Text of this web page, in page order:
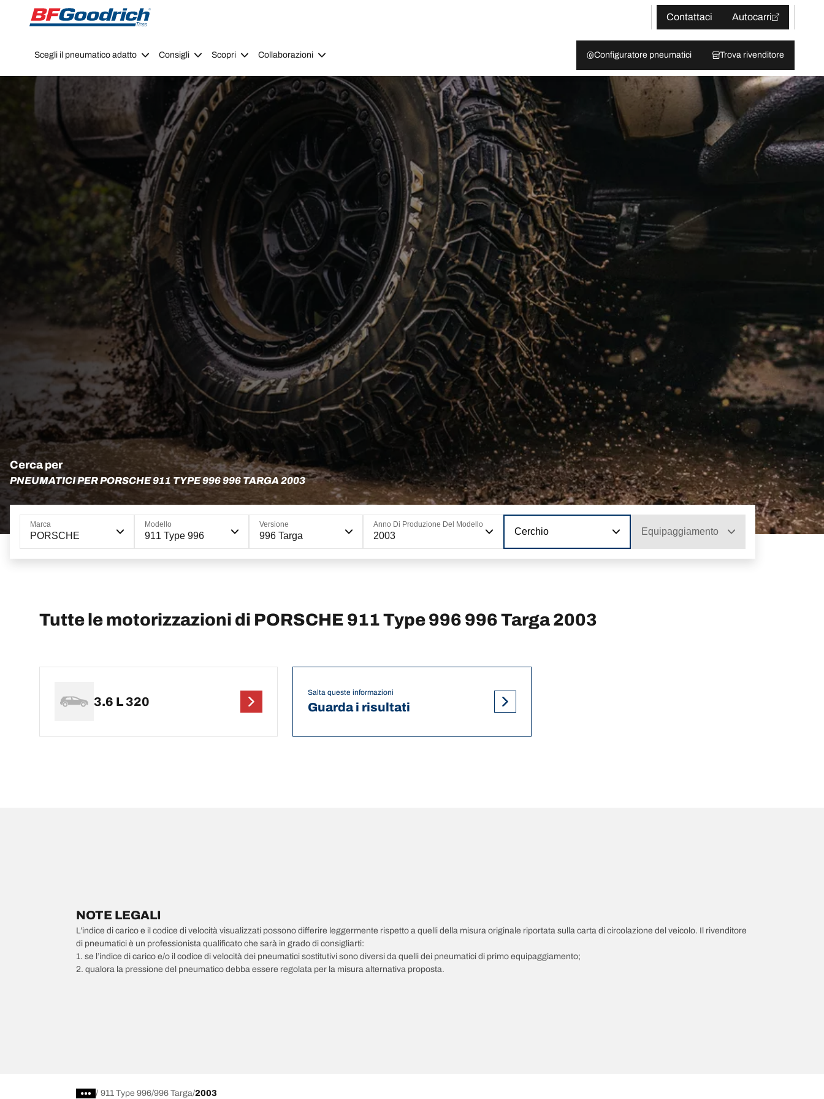
Go to page content
Go to page navigation
Contattaci
Autocarri
Scegli il pneumatico adatto Consigli Scopri Collaborazioni Configuratore pneumatici Trova rivenditore
Cerca per
PNEUMATICI PER PORSCHE 911 TYPE 996 996 TARGA 2003
Marca
PORSCHE
Modello
911 Type 996
Versione
996 Targa
Anno Di Produzione Del Modello
2003 Cerchio Equipaggiamento
Tutte le motorizzazioni di PORSCHE 911 Type 996 996 Targa 2003
3.6 L 320
Salta queste informazioni
Guarda i risultati
NOTE LEGALI
L’indice di carico e il codice di velocità visualizzati possono differire leggermente rispetto a quelli della misura originale riportata sulla carta di circolazione del veicolo. Il rivenditore
di pneumatici è un professionista qualificato che sarà in grado di consigliarti:
1. se l’indice di carico e/o il codice di velocità dei pneumatici sostitutivi sono diversi da quelli dei pneumatici di primo equipaggiamento;
2. qualora la pressione del pneumatico debba essere regolata per la misura alternativa proposta.
/ 911 Type 996 996 Targa 2003